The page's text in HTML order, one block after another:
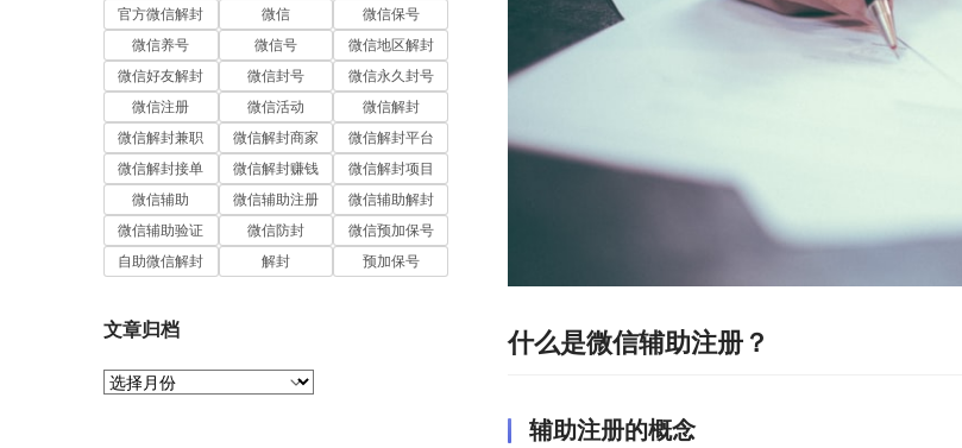
什么是微信辅助注册？
辅助注册的概念
官方微信解封
微信
微信保号
微信养号
微信号
微信地区解封
微信好友解封
微信封号
微信永久封号
微信注册
微信活动
微信解封
微信解封兼职
微信解封商家
微信解封平台
微信解封接单
微信解封赚钱
微信解封项目
微信辅助
微信辅助注册
微信辅助解封
微信辅助验证
微信防封
微信预加保号
自助微信解封
解封 预加保号
文章归档
文